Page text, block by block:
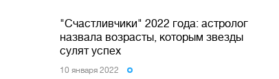
"Счастливчики" 2022 года: астролог
назвала возрасты, которым звезды
сулят успех
10 января 2022